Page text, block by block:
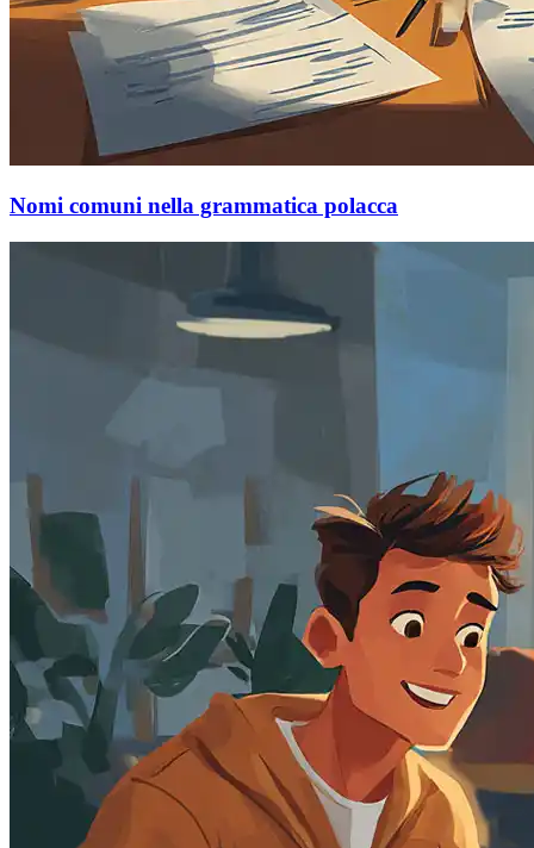
Nomi comuni nella grammatica polacca